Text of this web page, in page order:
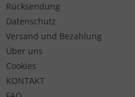
Rücksendung
Datenschutz
Versand und Bezahlung
Über uns
Cookies
KONTAKT